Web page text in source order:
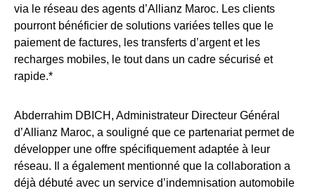
via le réseau des agents d’Allianz Maroc. Les clients
pourront bénéficier de solutions variées telles que le
paiement de factures, les transferts d’argent et les
recharges mobiles, le tout dans un cadre sécurisé et
rapide.*
Abderrahim DBICH, Administrateur Directeur Général
d’Allianz Maroc, a souligné que ce partenariat permet de
développer une offre spécifiquement adaptée à leur
réseau. Il a également mentionné que la collaboration a
déjà débuté avec un service d’indemnisation automobile